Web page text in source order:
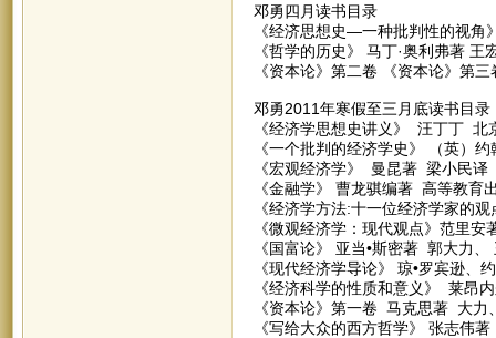
邓勇四月读书目录
《经济思想史—一种批判性的视角
《哲学的历史》 马丁·奥利弗著
《资本论》第二卷 《资本论》第
邓勇2011年寒假至三月底读书目录
《经济学思想史讲义》 汪丁丁 北
《一个批判的经济学史》 （英）
《宏观经济学》 曼昆著 梁小民
《金融学》 曹龙骐编著 高等教育
《经济学方法:十一位经济学家的
《微观经济学：现代观点》范里
《国富论》 亚当•斯密著 郭大力
《现代经济学导论》 琼•罗宾逊、
《经济科学的性质和意义》 莱昂
《资本论》第一卷 马克思著 大
《写给大众的西方哲学》 张志伟